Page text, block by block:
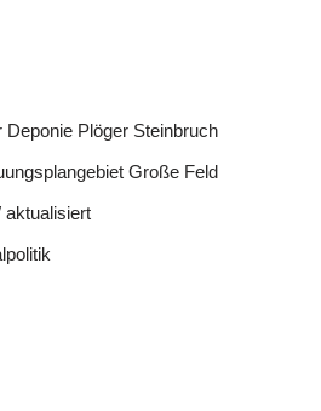
Plöger Steinbruch
Große Feld
aktualisiert